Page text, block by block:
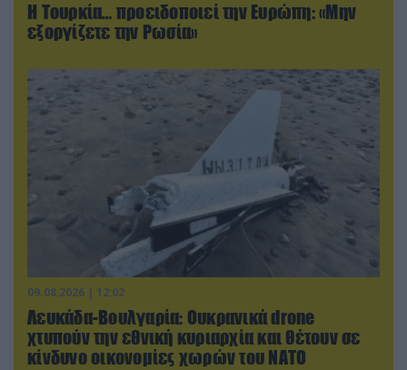
Η Τουρκία… προειδοποιεί την Ευρώπη: «Μην
εξοργίζετε την Ρωσία»
09.08.2026 | 12:02
Λευκάδα-Βουλγαρία: Ουκρανικά drone
χτυπούν την εθνική κυριαρχία και θέτουν σε
κίνδυνο οικονομίες χωρών του ΝΑΤΟ